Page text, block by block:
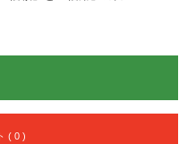
( 0 )